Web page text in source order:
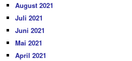
August 2021
Juli 2021
Juni 2021
Mai 2021
April 2021